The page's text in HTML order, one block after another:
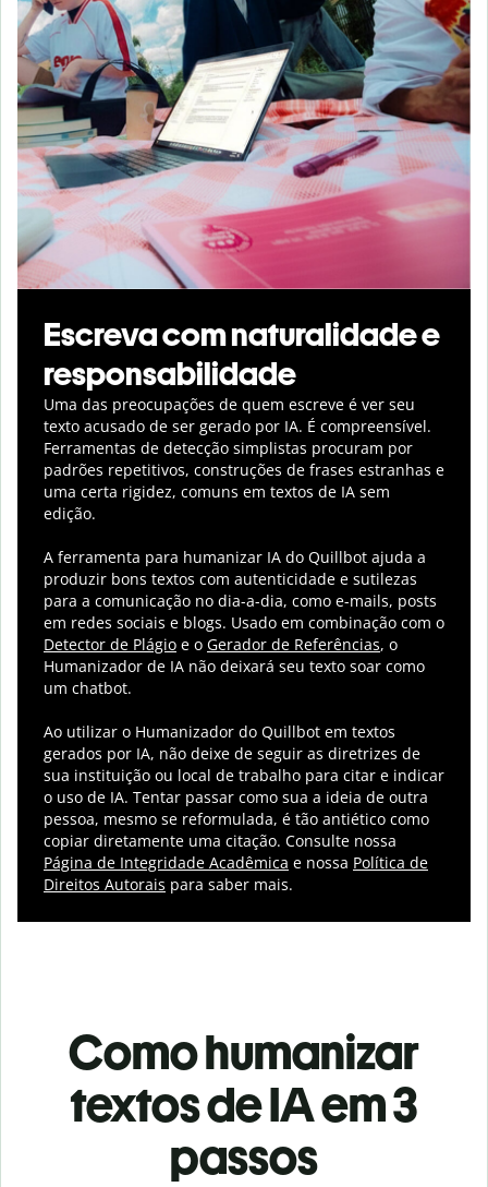
Escreva com naturalidade e
responsabilidade
Uma das preocupações de quem escreve é ver seu
texto acusado de ser gerado por IA. É compreensível.
Ferramentas de detecção simplistas procuram por
padrões repetitivos, construções de frases estranhas e
uma certa rigidez, comuns em textos de IA sem
edição.
A ferramenta para humanizar IA do Quillbot ajuda a
produzir bons textos com autenticidade e sutilezas
para a comunicação no dia-a-dia, como e-mails, posts
em redes sociais e blogs. Usado em combinação com o
Detector de Plágio e o Gerador de Referências, o
Humanizador de IA não deixará seu texto soar como
um chatbot.
Ao utilizar o Humanizador do Quillbot em textos
gerados por IA, não deixe de seguir as diretrizes de
sua instituição ou local de trabalho para citar e indicar
o uso de IA. Tentar passar como sua a ideia de outra
pessoa, mesmo se reformulada, é tão antiético como
copiar diretamente uma citação. Consulte nossa
Página de Integridade Acadêmica e nossa Política de
Direitos Autorais para saber mais.
Como humanizar
textos de IA em 3
passos